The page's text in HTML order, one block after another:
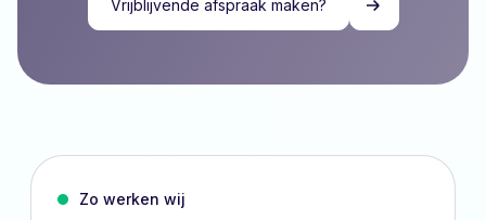
Vrijblijvende afspraak maken?
Zo werken wij